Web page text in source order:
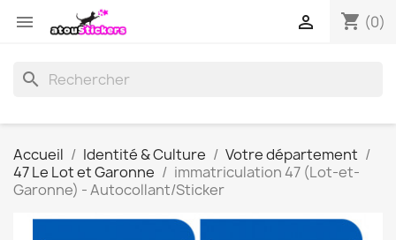
 shopping_cart (0)

search
Accueil Identité & Culture
Votre département
47 Le Lot et Garonne
immatriculation 47 (Lot-et-
Garonne) - Autocollant/Sticker